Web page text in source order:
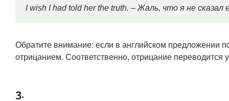
I wish I had told her the truth. – Жаль, что я не сказал
Обратите внимание: если в английском предложении
отрицанием. Соответственно, отрицание
3.